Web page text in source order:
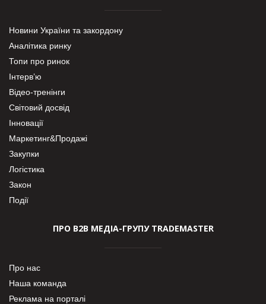
Новини України та закордону
Аналітика ринку
Топи про ринок
Інтерв’ю
Відео-тренінги
Світовий досвід
Інновації
Маркетинг&Продажі
Закупки
Логістика
Закон
Події
ПРО В2В МЕДІА-ГРУПУ TRADEMASTER
Про нас
Наша команда
Реклама на порталі